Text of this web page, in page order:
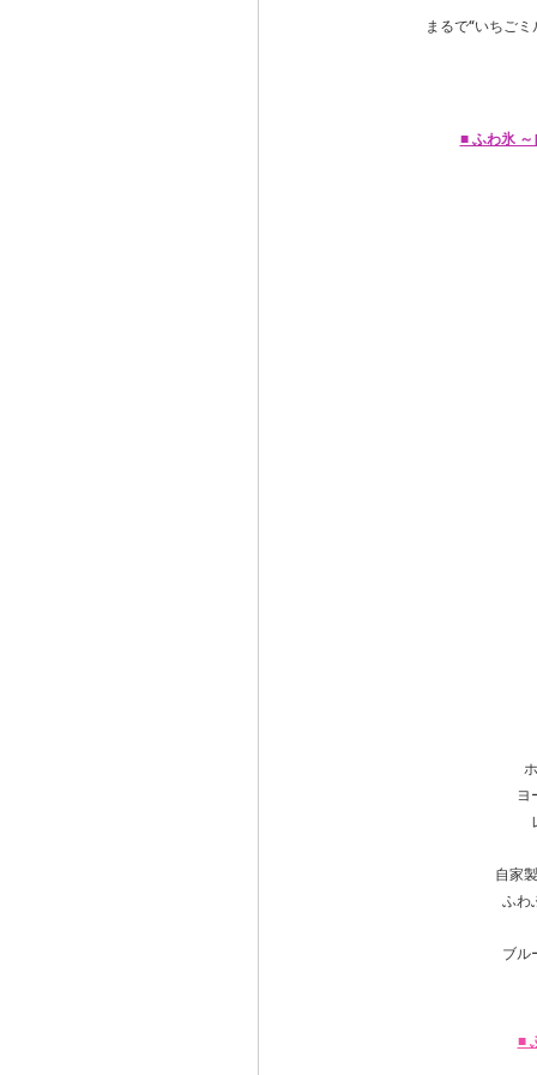
まるで“いちご
■ ふわ氷
ヨ
自家
ふわ
ブル
■